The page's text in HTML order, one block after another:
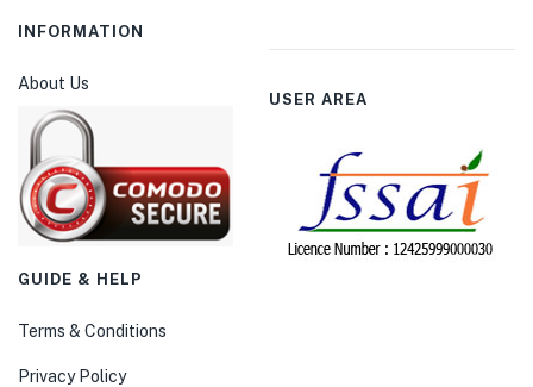
INFORMATION
About Us
USER AREA
GUIDE & HELP
Terms & Conditions
Privacy Policy